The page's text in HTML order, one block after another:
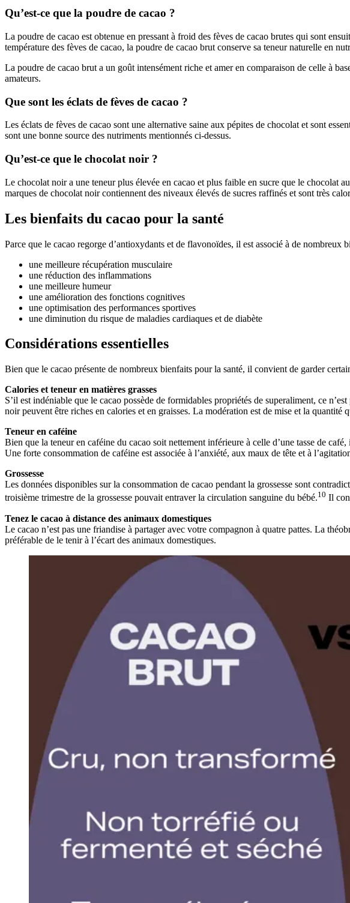
Qu’est-ce que la poudre de cacao ?
La poudre de cacao est obtenue en pressant à froid des fèves de cacao brutes qui sont
température des fèves de cacao, la poudre de cacao brut conserve sa teneur naturelle en
La poudre de cacao brut a un goût intensément riche et amer en comparaison de celle à
amateurs.
Que sont les éclats de fèves de cacao ?
Les éclats de fèves de cacao sont une alternative saine aux pépites de chocolat et sont
sont une bonne source des nutriments mentionnés ci-dessus.
Qu’est-ce que le chocolat noir ?
Le chocolat noir a une teneur plus élevée en cacao et plus faible en sucre que le
marques de chocolat noir contiennent des niveaux élevés de sucres raffinés et sont très
Les bienfaits du cacao pour la santé
Parce que le cacao regorge d’antioxydants et de flavonoïdes, il est associé à de nombreux
une meilleure récupération musculaire
une réduction des inflammations
une meilleure humeur
une amélioration des fonctions cognitives
une optimisation des performances sportives
une diminution du risque de maladies cardiaques et de diabète
Considérations essentielles
Bien que le cacao présente de nombreux bienfaits pour la santé, il convient de garder
Calories et teneur en matières grasses
S’il est indéniable que le cacao possède de formidables propriétés de superaliment, ce
noir peuvent être riches en calories et en graisses. La modération est de mise et la
Teneur en caféine
Bien que la teneur en caféine du cacao soit nettement inférieure à celle d’une tasse de
Une forte consommation de caféine est associée à l’anxiété, aux maux de tête et à
Grossesse
Les données disponibles sur la consommation de cacao pendant la grossesse sont
troisième trimestre de la grossesse pouvait entraver la circulation sanguine du bébé.10 Il
Tenez le cacao à distance des animaux domestiques
Le cacao n’est pas une friandise à partager avec votre compagnon à quatre pattes. La
préférable de le tenir à l’écart des animaux domestiques.